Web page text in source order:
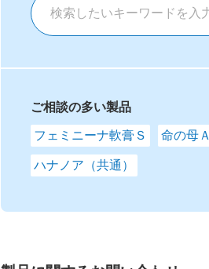
ご相談の多い製品
フェミニーナ軟膏Ｓ 命の母Ａ
ハナノア（共通）